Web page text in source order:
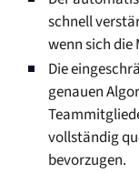
schnell
wenn sich
Die
genauen
vollständig
bevorzugen.